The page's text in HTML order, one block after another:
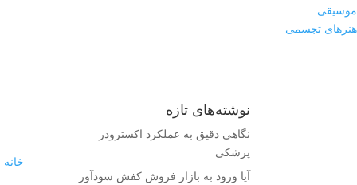
موسیقی
هنرهای تجسمی
خانه
نوشته‌های تازه
نگاهی دقیق به عملکرد اکسترودر
پزشکی
آیا ورود به بازار فروش کفش سودآور